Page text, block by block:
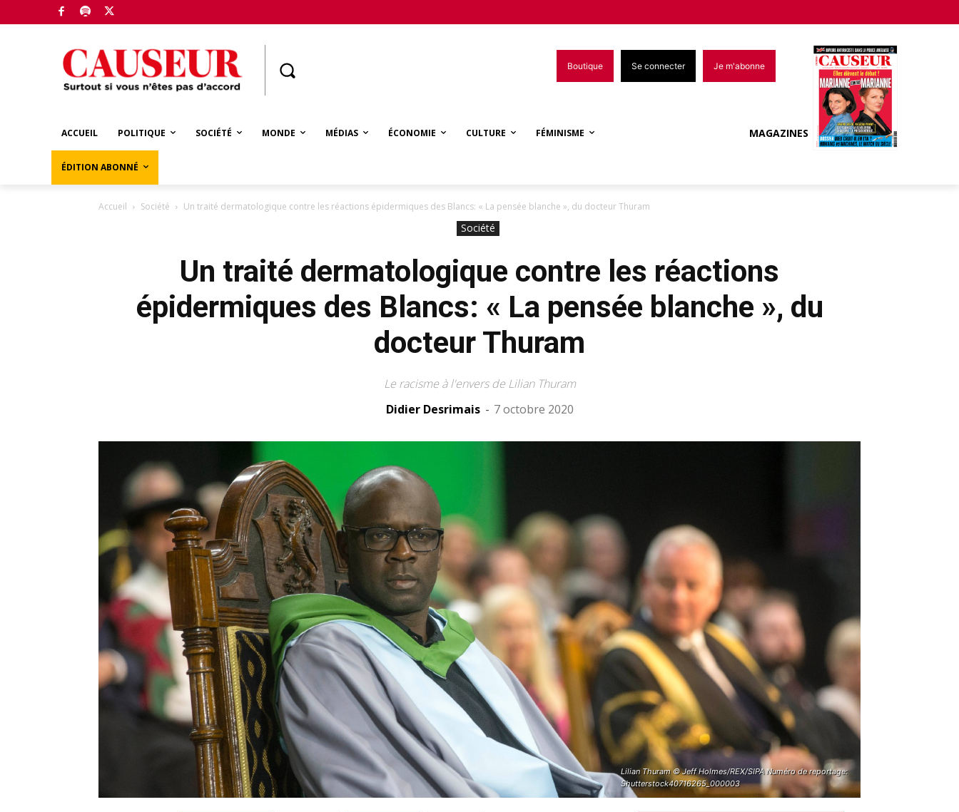
Boutique Se connecter Je m'abonne
ACCUEIL POLITIQUE SOCIÉTÉ MONDE MÉDIAS ÉCONOMIE CULTURE FÉMINISME
ÉDITION ABONNÉ
MAGAZINES
Accueil Société Un traité dermatologique contre les réactions épidermiques des Blancs: « La pensée blanche », du docteur Thuram
Société
Un traité dermatologique contre les réactions
épidermiques des Blancs: « La pensée blanche », du
docteur Thuram
Le racisme à l'envers de Lilian Thuram
Didier Desrimais - 7 octobre 2020
Lilian Thuram © Jeff Holmes/REX/SIPA Numéro de reportage:
Shutterstock40716265_000003